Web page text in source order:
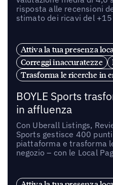
risposta alle recensioni
stimato dei ricavi del
Attiva la tua presenza
Correggi inaccuratezze
Trasforma le ricerche in
BOYLE Sports
in affluenza
Con Uberall Listings,
Sports gestisce 400
piattaforma e trasforma
negozio – con le Local